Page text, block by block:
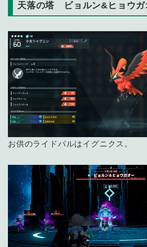
天落の塔 ビョルン&ヒョウガ
お供のライドパルはイグニクス。